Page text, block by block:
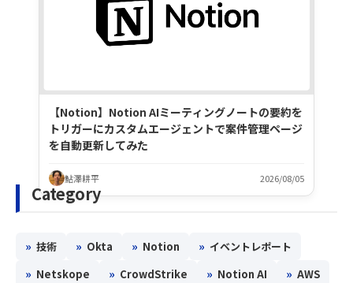
【Notion】Notion AIミーティングノートの要約を
トリガーにカスタムエージェントで案件管理ページ
を自動更新してみた
鮎澤耕平 2026/08/05
Category
» 技術 » Okta » Notion » イベントレポート
» Netskope » CrowdStrike » Notion AI » AWS